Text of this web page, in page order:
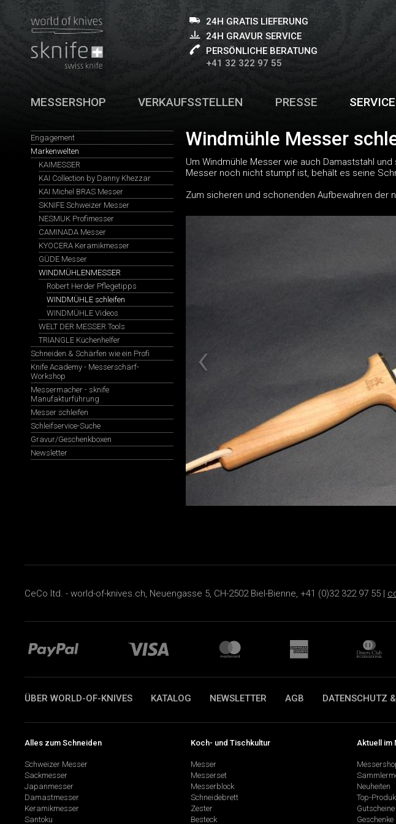
24H GRATIS LIEFERUNG
24H GRAVUR SERVICE
PERSÖNLICHE BERATUNG
+41 32 322 97 55
MESSERSHOP VERKAUFSSTELLEN PRESSE SERVICE
Engagement
Markenwelten
KAIMESSER
KAI Collection by Danny Khezzar
KAI Michel BRAS Messer
SKNIFE Schweizer Messer
NESMUK Profimesser
CAMINADA Messer
KYOCERA Keramikmesser
GÜDE Messer
WINDMÜHLENMESSER
Robert Herder Pflegetipps
WINDMÜHLE schleifen
WINDMÜHLE Videos
WELT DER MESSER Tools
TRIANGLE Küchenhelfer
Schneiden & Schärfen wie ein Profi
Knife Academy - Messerschärf-
Workshop
Messermacher - sknife
Manufakturführung
Messer schleifen
Schleifservice-Suche
Gravur/Geschenkboxen
Newsletter
Windmühle Messer
Um Windmühle Messer wie auch Damaststahl
Messer noch nicht stumpf ist, behält es seine
Zum sicheren und schonenden Aufbewahren der
CeCo ltd. - world-of-knives.ch, Neuengasse 5, CH-2502 Biel-Bienne, +41 (0)32 322 97 55 |
ÜBER WORLD-OF-KNIVES KATALOG NEWSLETTER AGB DATENSCHUTZ
Alles zum Schneiden
Schweizer Messer
Sackmesser
Japanmesser
Damastmesser
Keramikmesser
Santoku
Koch- und Tischkultur
Messer
Messerset
Messerblock
Schneidebrett
Zester
Besteck
Aktuell im
Neuheiten
Top-
Gutscheine
Geschenke